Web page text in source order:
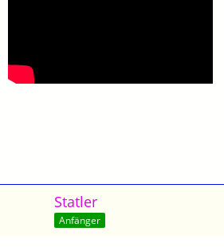
Statler
Anfänger